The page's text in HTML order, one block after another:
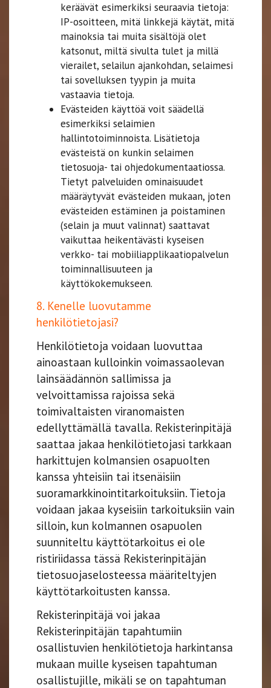
keräävät esimerkiksi seuraavia tietoja:
IP-osoitteen, mitä linkkejä käytät, mitä
mainoksia tai muita sisältöjä olet
katsonut, miltä sivulta tulet ja millä
vierailet, selailun ajankohdan, selaimesi
tai sovelluksen tyypin ja muita
vastaavia tietoja.
Evästeiden käyttöä voit säädellä
esimerkiksi selaimien
hallintotoiminnoista. Lisätietoja
evästeistä on kunkin selaimen
tietosuoja- tai ohjedokumentaatiossa.
Tietyt palveluiden ominaisuudet
määräytyvät evästeiden mukaan, joten
evästeiden estäminen ja poistaminen
(selain ja muut valinnat) saattavat
vaikuttaa heikentävästi kyseisen
verkko- tai mobiiliapplikaatiopalvelun
toiminnallisuuteen ja
käyttökokemukseen.​​​​​​​
8. Kenelle luovutamme
henkilötietojasi?
Henkilötietoja voidaan luovuttaa
ainoastaan kulloinkin voimassaolevan
lainsäädännön sallimissa ja
velvoittamissa rajoissa sekä
toimivaltaisten viranomaisten
edellyttämällä tavalla. Rekisterinpitäjä
saattaa jakaa henkilötietojasi tarkkaan
harkittujen kolmansien osapuolten
kanssa yhteisiin tai itsenäisiin
suoramarkkinointitarkoituksiin. Tietoja
voidaan jakaa kyseisiin tarkoituksiin vain
silloin, kun kolmannen osapuolen
suunniteltu käyttötarkoitus ei ole
ristiriidassa tässä Rekisterinpitäjän
tietosuojaselosteessa määriteltyjen
käyttötarkoitusten kanssa.
Rekisterinpitäjä voi jakaa
Rekisterinpitäjän tapahtumiin
osallistuvien henkilötietoja harkintansa
mukaan muille kyseisen tapahtuman
osallistujille, mikäli se on tapahtuman